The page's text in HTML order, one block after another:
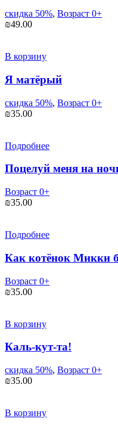
скидка 50%, Возраст 0+
₪49.00
В корзину
Я матёрый
скидка 50%, Возраст 0+
₪35.00
Подробнее
Поцелуй меня на
Возраст 0+
₪35.00
Подробнее
Как котёнок
Возраст 0+
₪35.00
В корзину
Каль-кут-та!
скидка 50%, Возраст 0+
₪35.00
В корзину